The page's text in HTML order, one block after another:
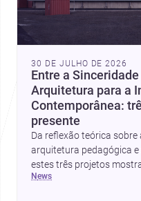
30 DE JULHO DE 2026
Entre a
Arquitetura para a
Contemporânea:
presente
Da reflexão teórica
arquitetura pedagógica
estes três projetos
hoje a emoção, uso e
news